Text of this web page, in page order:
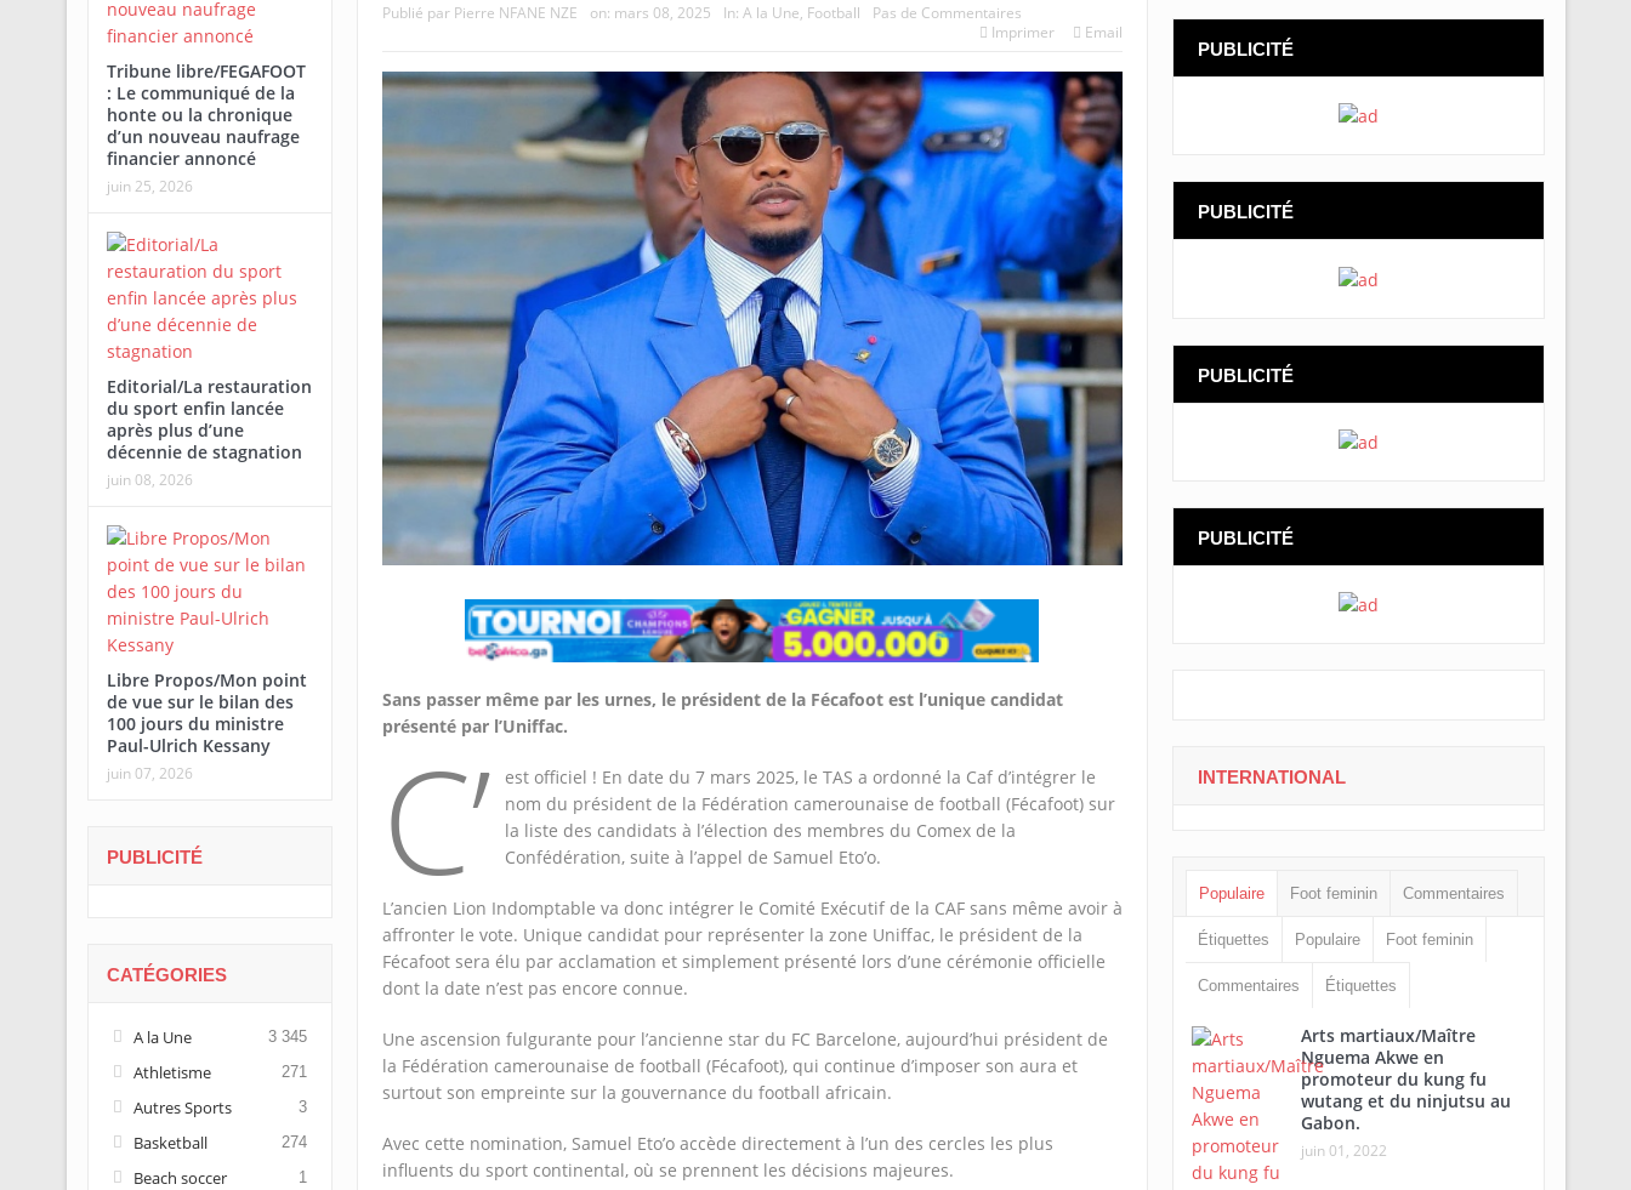
Publié par Pierre NFANE NZE on: mars 08, 2025 In: A la Une, Football
Pas de Commentaires
Imprimer
Email
Sans passer même par les urnes, le président de la Fécafoot est l’unique candidat
présenté par l’Uniffac.
C’
est officiel ! En date du 7 mars 2025, le TAS a ordonné la Caf d’intégrer le
nom du président de la Fédération camerounaise de football (Fécafoot) sur
la liste des candidats à l’élection des membres du Comex de la
Confédération, suite à l’appel de Samuel Eto’o.
L’ancien Lion Indomptable va donc intégrer le Comité Exécutif de la CAF sans même avoir à
affronter le vote. Unique candidat pour représenter la zone Uniffac, le président de la
Fécafoot sera élu par acclamation et simplement présenté lors d’une cérémonie officielle
dont la date n’est pas encore connue.
Une ascension fulgurante pour l’ancienne star du FC Barcelone, aujourd’hui président de
la Fédération camerounaise de football (Fécafoot), qui continue d’imposer son aura et
surtout son empreinte sur la gouvernance du football africain.
Avec cette nomination, Samuel Eto’o accède directement à l’un des cercles les plus
influents du sport continental, où se prennent les décisions majeures.
Tribune libre/FEGAFOOT
: Le communiqué de la
honte ou la chronique
d’un nouveau naufrage
financier annoncé
juin 25, 2026
Editorial/La restauration
du sport enfin lancée
après plus d’une
décennie de stagnation
juin 08, 2026
Libre Propos/Mon point
de vue sur le bilan des
100 jours du ministre
Paul-Ulrich Kessany
juin 07, 2026
PUBLICITÉ
CATÉGORIES
A la Une 3 345
Athletisme 271
Autres Sports 3
Basketball 274
Beach soccer 1
PUBLICITÉ
PUBLICITÉ
PUBLICITÉ
PUBLICITÉ
INTERNATIONAL
Populaire Foot feminin Commentaires
Étiquettes Populaire Foot feminin
Commentaires Étiquettes
Arts martiaux/Maître
Nguema Akwe en
promoteur du kung fu
wutang et du ninjutsu au
Gabon.
juin 01, 2022